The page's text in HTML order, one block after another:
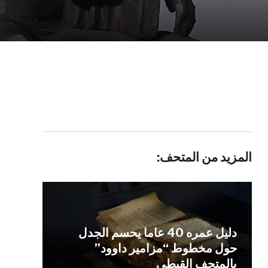
المزيد من المتحف:
دليل عمره 40 عاما يحسم الجدل
حول مخطوط “مزامير داوود”
بالمتحف القبطي